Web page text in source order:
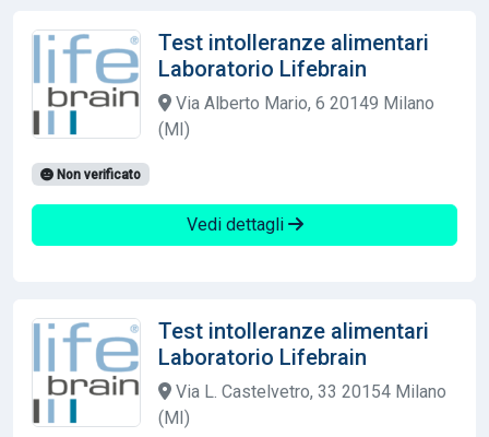
Test intolleranze alimentari
Laboratorio Lifebrain
Via Alberto Mario, 6 20149 Milano
(MI)
Non verificato
Vedi dettagli
Test intolleranze alimentari
Laboratorio Lifebrain
Via L. Castelvetro, 33 20154 Milano
(MI)